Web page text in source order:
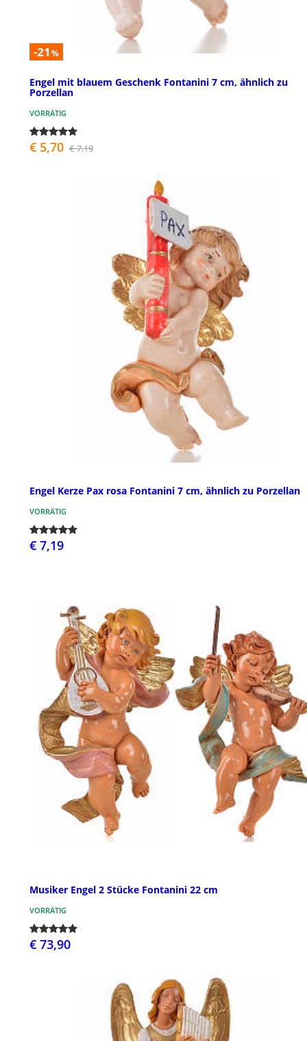
-21 %
Engel mit blauem Geschenk Fontanini 7 cm, ähnlich zu
Porzellan
VORRÄTIG
€ 5,70 € 7,19
Engel Kerze Pax rosa Fontanini 7 cm, ähnlich zu Porzellan
VORRÄTIG
€ 7,19
Musiker Engel 2 Stücke Fontanini 22 cm
VORRÄTIG
€ 73,90